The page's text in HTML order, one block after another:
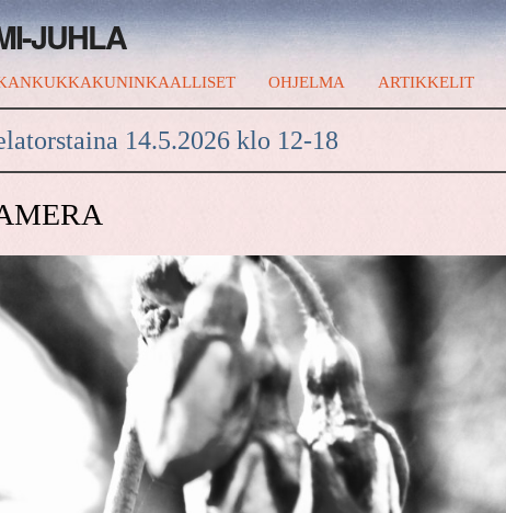
JUHLA
OHJELMA ARTIKKELIT
14.5.2026 klo 12-18